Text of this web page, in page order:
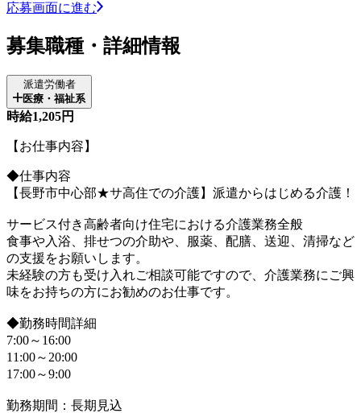
応募画面に進む
募集職種・詳細情報
派遣労働者
医療・福祉系
時給1,205円
【お仕事内容】
◆仕事内容
【長野市中心部★サ高住での介護】派遣からはじめる介護！
サービス付き高齢者向け住宅における介護業務全般
食事や入浴、排せつの介助や、服薬、配膳、送迎、清掃など
の支援をお願いします。
未経験の方も受け入れご相談可能ですので、介護業務にご興
味をお持ちの方にお勧めのお仕事です。
◆勤務時間詳細
7:00～16:00
11:00～20:00
17:00～9:00
勤務期間：長期見込